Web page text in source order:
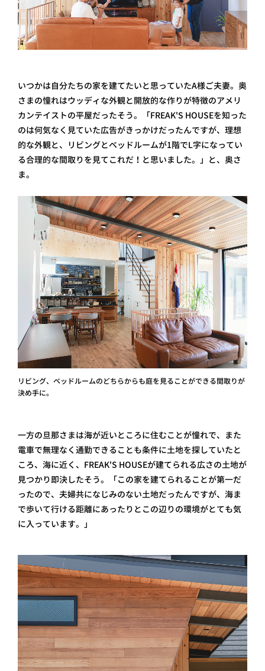
いつかは自分たちの家を建てたいと思っていたA様ご夫妻。奥
さまの憧れはウッディな外観と開放的な作りが特徴のアメリ
カンテイストの平屋だったそう。「FREAK'S HOUSEを知った
のは何気なく見ていた広告がきっかけだったんですが、理想
的な外観と、リビングとベッドルームが1階でL字になってい
る合理的な間取りを見てこれだ！と思いました。」と、奥さ
ま。
リビング、ベッドルームのどちらからも庭を見ることができる間取りが
決め手に。
一方の旦那さまは海が近いところに住むことが憧れで、また
電車で無理なく通勤できることも条件に土地を探していたと
ころ、海に近く、FREAK'S HOUSEが建てられる広さの土地が
見つかり即決したそう。「この家を建てられることが第一だ
ったので、夫婦共になじみのない土地だったんですが、海ま
で歩いて行ける距離にあったりとこの辺りの環境がとても気
に入っています。」